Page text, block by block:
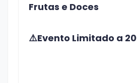
Frutas e Doces
⚠️Evento Limitado a